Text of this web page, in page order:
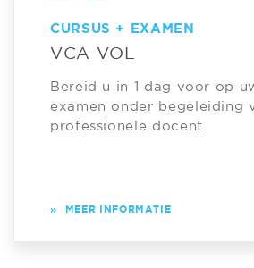
CURSUS + EXAMEN
VCA VOL
Bereid u in 1 dag voor op
examen onder begeleiding
professionele docent.
» MEER INFORMATIE